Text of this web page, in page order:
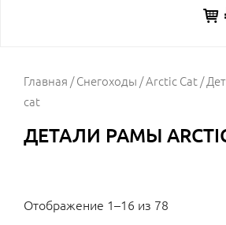
Главная /Снегоходы /Arctic Cat/
cat
ДЕТАЛИ РАМЫ
Отображение 1–16 из 78